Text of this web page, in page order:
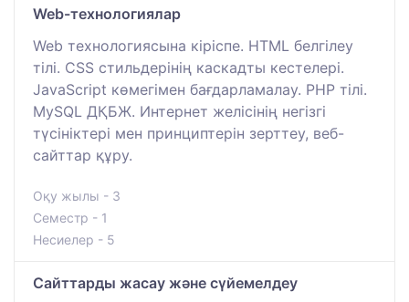
Web-технологиялар
Web технологиясына кіріспе. HTML белгілеу
тілі. CSS стильдерінің каскадты кестелері.
JavaScript көмегімен бағдарламалау. PHP тілі.
MySQL ДҚБЖ. Интернет желісінің негізгі
түсініктері мен принциптерін зерттеу, веб-
сайттар құру.
Оқу жылы - 3
Семестр - 1
Несиелер - 5
Сайттарды жасау және сүйемелдеу